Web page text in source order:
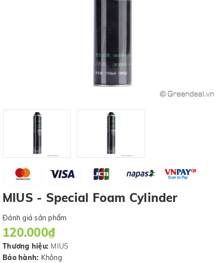
MIUS - Special Foam Cylinder
Đánh giá sản phẩm
120.000₫
Thương hiệu: MIUS
Bảo hành: Không